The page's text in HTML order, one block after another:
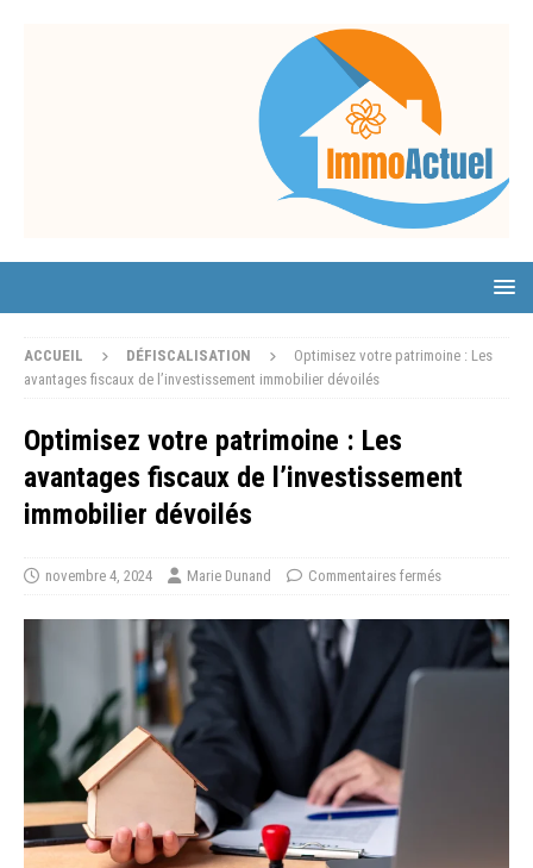
ACCUEIL DÉFISCALISATION
Optimisez votre patrimoine : Les
avantages fiscaux de l’investissement immobilier dévoilés
Optimisez votre patrimoine : Les
avantages fiscaux de l’investissement
immobilier dévoilés
novembre 4, 2024 Marie Dunand Commentaires fermés